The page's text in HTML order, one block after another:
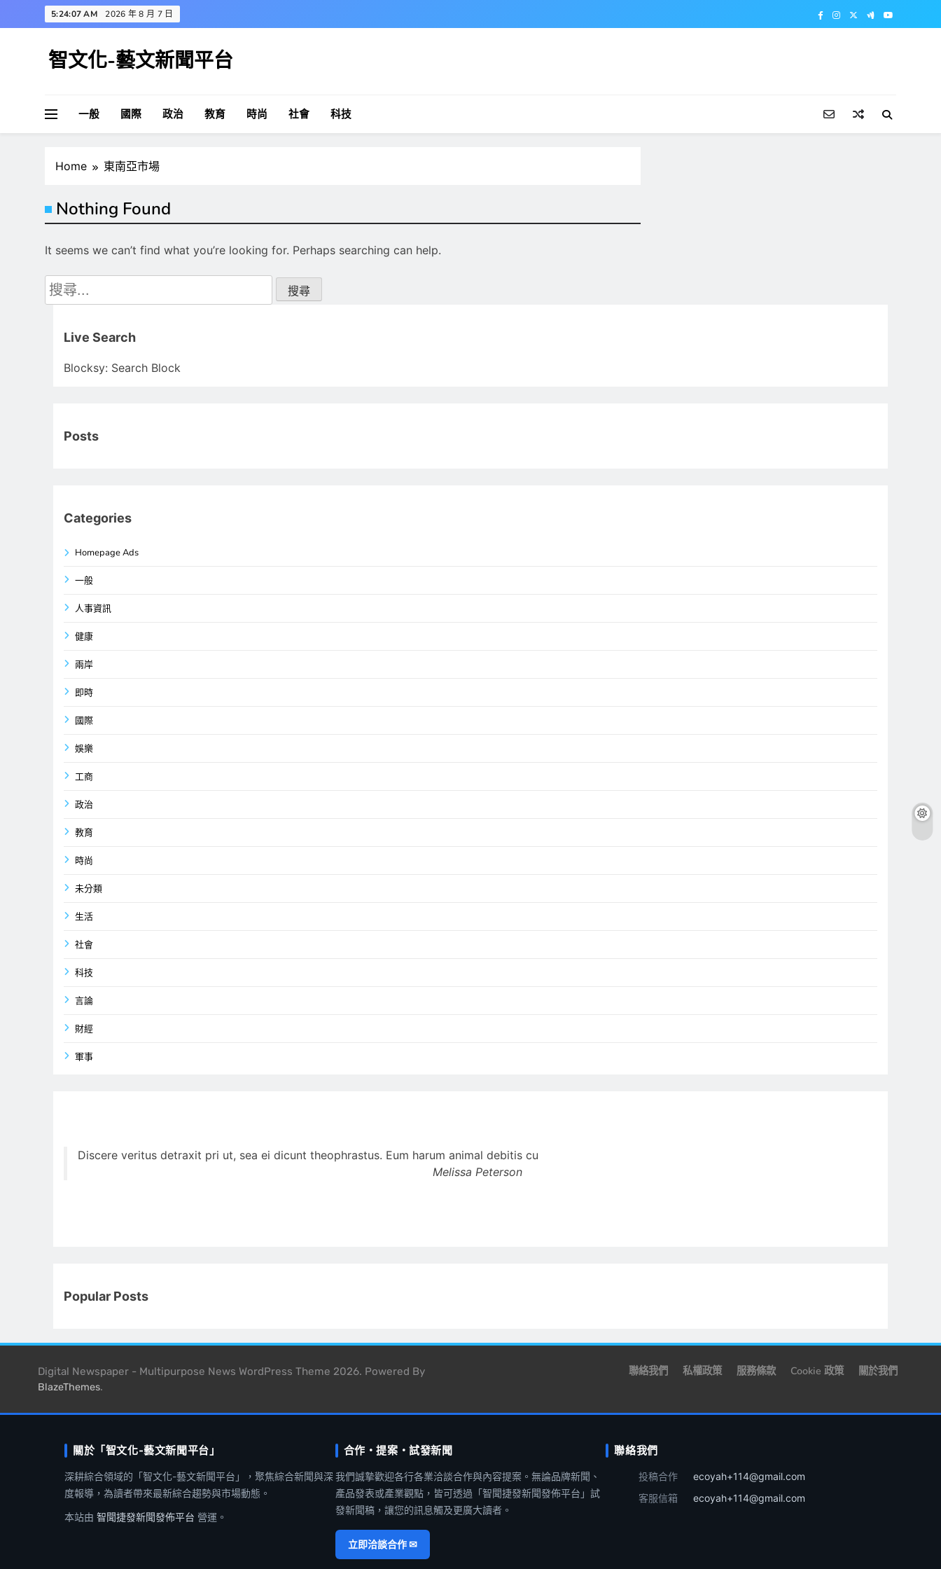
to
5:24:08 AM 2026 年 8 月 7 日
智文化-藝文新聞平台
一般 國際 政治 教育 時尚 社會 科技
Home 東南亞市場
Nothing Found
It seems we can’t find what you’re looking for. Perhaps searching can help.
搜
尋
Live Search
Blocksy: Search Block
Posts
Categories
Homepage Ads
一般
人事資訊
健康
兩岸
即時
國際
娛樂
工商
政治
教育
時尚
未分類
生活
社會
科技
言論
財經
軍事
Discere veritus detraxit pri ut, sea ei dicunt theophrastus. Eum harum animal debitis cu
Melissa Peterson
Popular Posts
Digital Newspaper - Multipurpose News WordPress Theme 2026. Powered By
BlazeThemes.
聯絡我們 私權政策 服務條款 Cookie 政策 關於我們
關於「智文化-藝文新聞平台」
深耕綜合領域的「智文化-藝文新聞平台」，聚焦綜合新聞與深
度報導，為讀者帶來最新綜合趨勢與市場動態。
本站由 智聞捷發新聞發佈平台 營運。
合作・提案・試發新聞
我們誠摯歡迎各行各業洽談合作與內容提案。無論品牌新聞、
產品發表或產業觀點，皆可透過「智聞捷發新聞發佈平台」試
發新聞稿，讓您的訊息觸及更廣大讀者。
立即洽談合作 ✉
聯絡我們
投稿合作
ecoyah+114@gmail.com
客服信箱
ecoyah+114@gmail.com